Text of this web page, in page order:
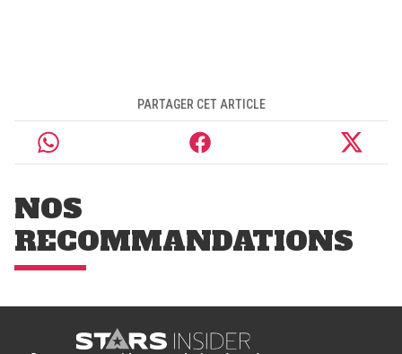
PARTAGER CET ARTICLE
NOS
RECOMMANDATIONS